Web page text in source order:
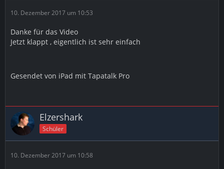
10. Dezember 2017 um 10:53
Danke für das Video
Jetzt klappt , eigentlich ist sehr einfach
Gesendet von iPad mit Tapatalk Pro
Elzershark
Schüler
10. Dezember 2017 um 10:58